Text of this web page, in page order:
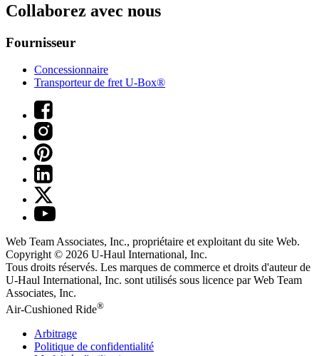
Collaborez avec nous
Fournisseur
Concessionnaire
Transporteur de fret U-Box®
Web Team Associates, Inc., propriétaire et exploitant du site Web.
Copyright © 2026 U-Haul International, Inc.
Tous droits réservés. Les marques de commerce et droits d'auteur de
U-Haul International, Inc. sont utilisés sous licence par Web Team
Associates, Inc.
Air-Cushioned Ride®
Arbitrage
Politique de confidentialité